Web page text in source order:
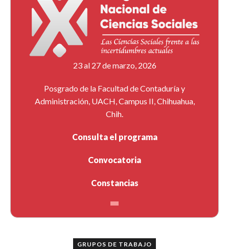
23 al 27 de marzo, 2026
Posgrado de la Facultad de Contaduría y
Administración, UACH, Campus II, Chihuahua,
Chih.
Consulta el programa
Convocatoria
Constancias
GRUPOS DE TRABAJO